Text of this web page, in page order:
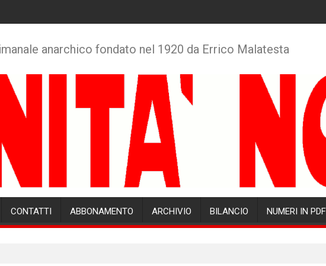
anarchico fondato nel 1920 da Errico Malatesta
CONTATTI ABBONAMENTO ARCHIVIO BILANCIO NUMERI IN PDF